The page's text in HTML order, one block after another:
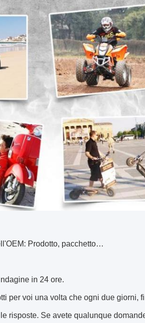
Prodotto, pacchetto…
in 24 ore.
per voi una volta che ogni due giorni,
risposte. Se avete qualunque